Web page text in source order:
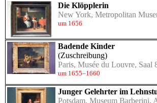
Die Klöpplerin
New York, Metropolitan
um 1656
Badende Kinder
(Zuschreibung)
Paris, Musée du Louvre, Saal
um 1655–1660
Junger Gelehrter im
Potsdam, Museum Barberini,